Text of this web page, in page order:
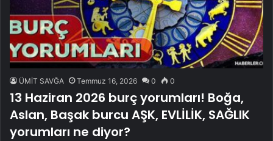
ÜMİT SAVĞA Temmuz 16, 2026 0 0
13 Haziran 2026 burç yorumları! Boğa,
Aslan, Başak burcu AŞK, EVLİLİK, SAĞLIK
yorumları ne diyor?